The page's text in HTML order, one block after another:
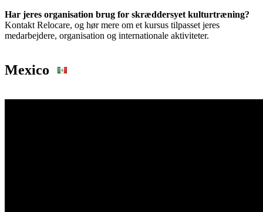
Har jeres organisation brug for skræddersyet kulturtræning?
Kontakt Relocare, og hør mere om et kursus tilpasset jeres
medarbejdere, organisation og internationale aktiviteter.
Mexico